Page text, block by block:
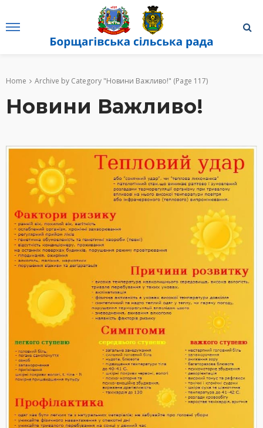
Home Archive by Category "Новини Важливо!" (Page 117)
Новини Важливо!